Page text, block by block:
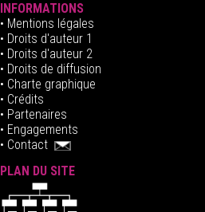
INFORMATIONS
• Mentions légales
• Droits d'auteur1
• Droits d'auteur 2
• Droits de diffusion
• Charte graphique
• Crédits
• Partenaires
• Engagements
• Contact
PLAN DU SITE